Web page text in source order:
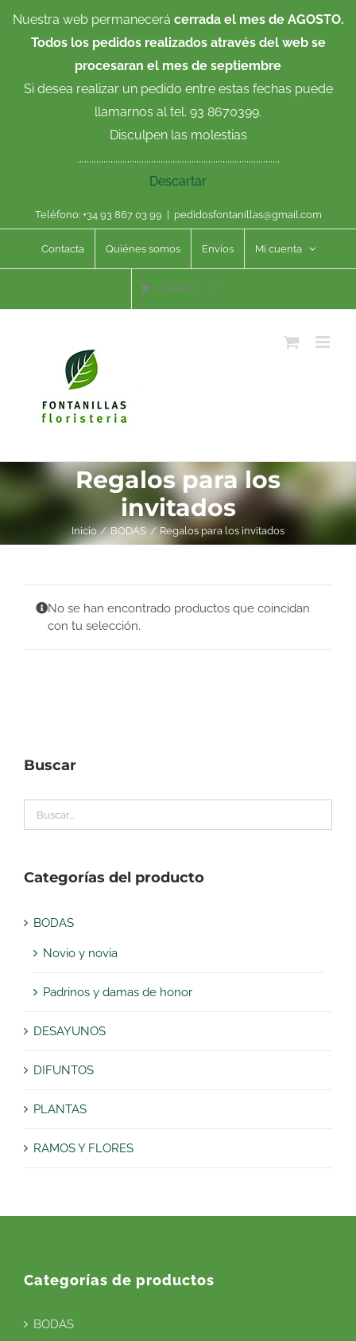
Nuestra web permanecerá cerrada el mes de AGOSTO.
Todos los pedidos realizados através del web se
procesaran el mes de septiembre
Si desea realizar un pedido entre estas fechas puede
llamarnos al tel. 93 8670399.
Disculpen las molestias
.....................................................................................
Descartar
Teléfono: +34 93 867 03 99 pedidosfontanillas@gmail.com
Contacta Quiénes somos Envíos Mi cuenta
CARRITO
Regalos para los
invitados
Inicio BODAS Regalos para los invitados
No se han encontrado productos que coincidan
con tu selección.
Buscar
Categorías del producto
BODAS
Novio y novia
Padrinos y damas de honor
DESAYUNOS
DIFUNTOS
PLANTAS
RAMOS Y FLORES
Categorías de productos
BODAS